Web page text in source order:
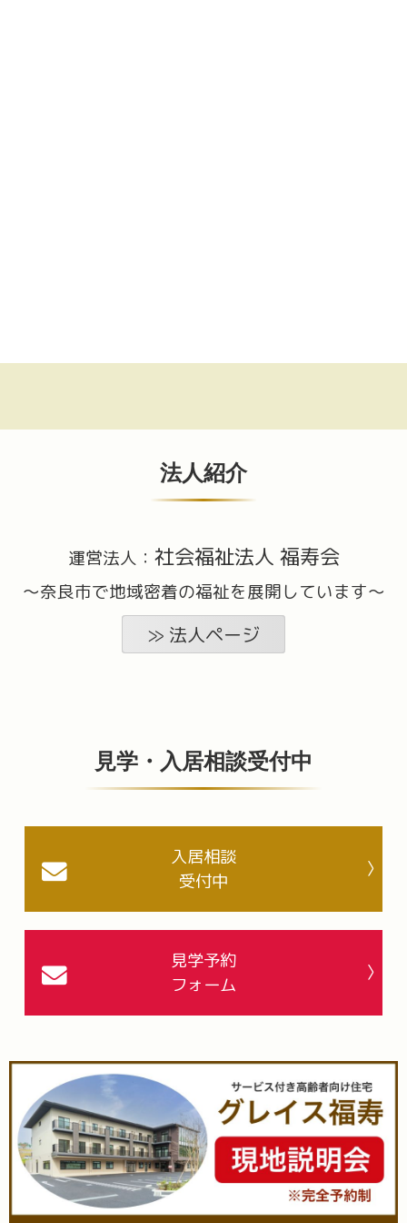
法人紹介
運営法人 ： 社会福祉法人 福寿会
〜奈良市で地域密着の福祉を展開しています〜
法人ページ
見学・入居相談受付中
入居相談
受付中
見学予約
フォーム